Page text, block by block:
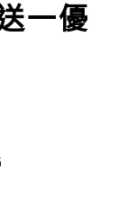
一優